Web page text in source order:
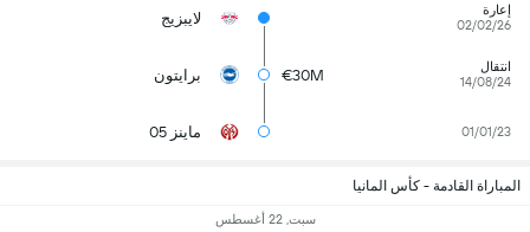
المباراة القادمة - كأس المانيا
سبت, 22 أغسطس
إعارة
02/02/26
لايبزيج
انتقال
14/08/24
€30M برايتون
01/01/23 ماينز 05